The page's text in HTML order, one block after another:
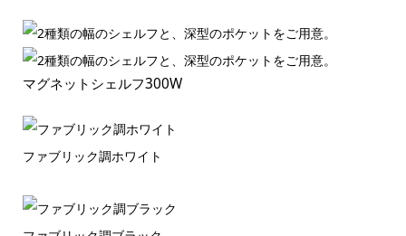
マグネットシェルフ300W
ファブリック調ホワイト